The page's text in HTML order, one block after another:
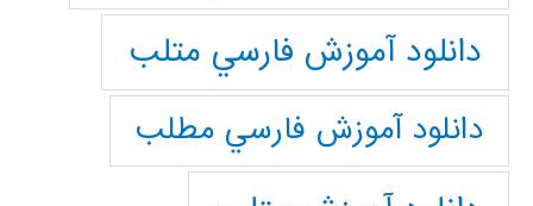
دانلود آموزش فارسي متلب
دانلود آموزش فارسي مطلب